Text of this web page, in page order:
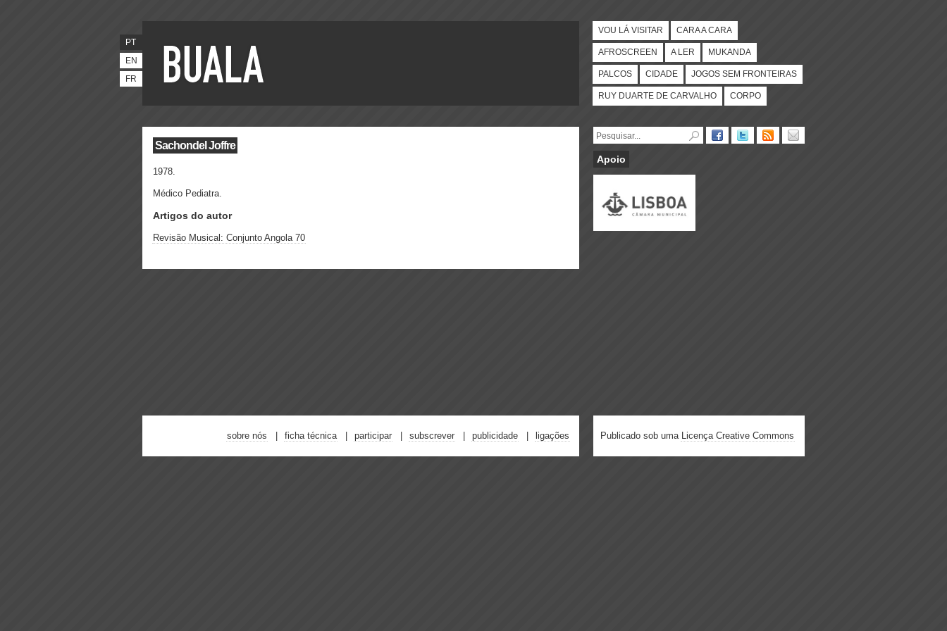
PT
EN
FR
VOU LÁ VISITAR CARA A CARA
AFROSCREEN A LER MUKANDA
PALCOS CIDADE JOGOS SEM FRONTEIRAS
RUY DUARTE DE CARVALHO CORPO
Sachondel Joffre
1978.
Médico Pediatra.
Artigos do autor
Apoio
sobre nós ficha técnica participar subscrever publicidade ligações Publicado sob uma Licença Creative Commons